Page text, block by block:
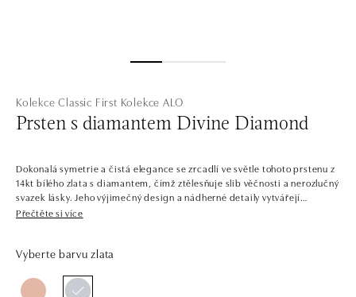
Kolekce Classic First Kolekce ALO
Prsten s diamantem Divine Diamond
Dokonalá symetrie a čistá elegance se zrcadlí ve světle tohoto prstenu z
14kt bílého zlata s diamantem, čímž ztělesňuje slib věčnosti a nerozlučný
svazek lásky. Jeho výjimečný design a nádherné detaily vytvářejí
jedinečný šperk, který je nejen výrazem krásy, ale také symbolizuje
centrálními diamanty v několika barvách. Kolekce Classic First je snadno
Přečtěte si více
Vyberte barvu zlata